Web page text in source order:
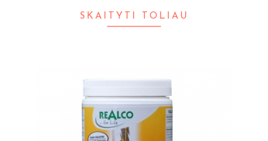
SKAITYTI TOLIAU